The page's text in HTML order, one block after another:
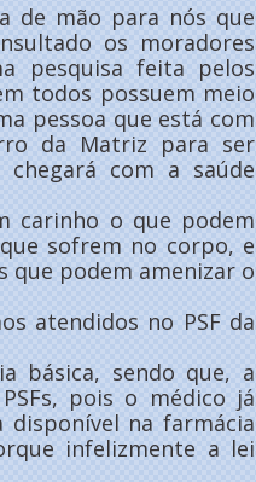
de mão para nós que
os moradores
pesquisa feita pelos
todos possuem meio
pessoa que está com
da Matriz para ser
com a saúde
carinho o que podem
sofrem no corpo, e
que podem amenizar o
atendidos no PSF da
básica, sendo que, a
pois o médico já
na farmácia
infelizmente a lei